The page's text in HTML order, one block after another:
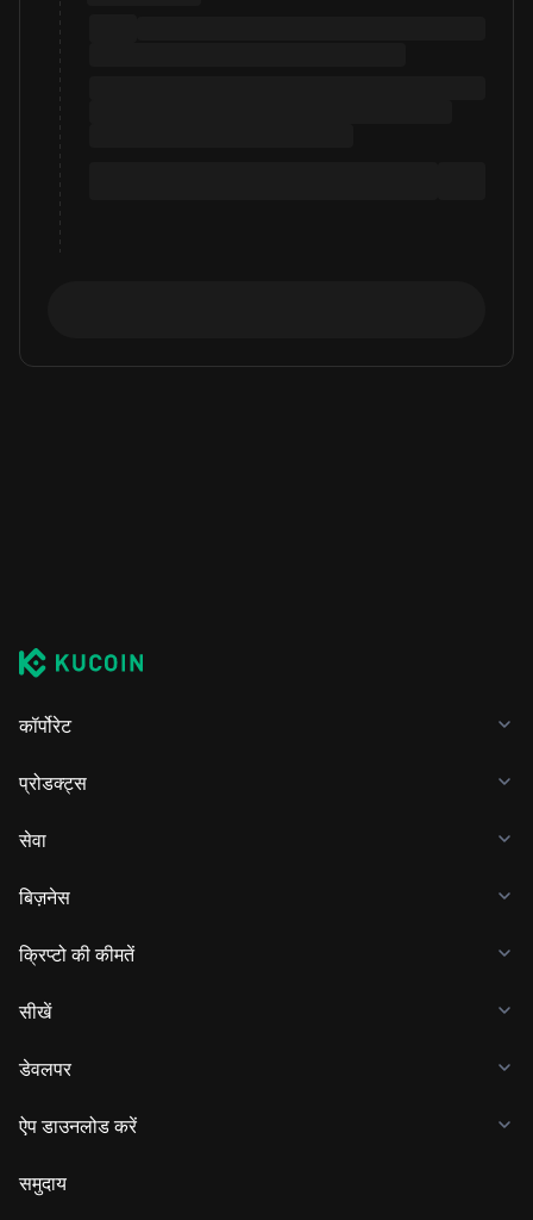
कॉर्पोरेट
प्रोडक्ट्स
सेवा
बिज़नेस
क्रिप्टो की कीमतें
सीखें
डेवलपर
ऐप डाउनलोड करें
समुदाय